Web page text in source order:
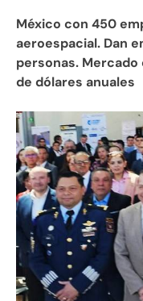
México con 450
aeroespacial. Dan
personas.
de dólares anuales